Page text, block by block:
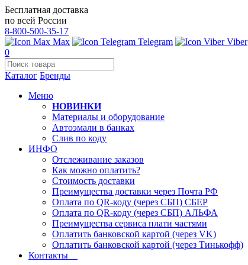
Бесплатная доставка
по всей России
8-800-500-35-17
Max
Telegram Viber
0
Каталог Бренды
Меню
НОВИНКИ
Материалы и оборудование
Автоэмали в банках
Слив по коду
ИНФО
Отслеживание заказов
Как можно оплатить?
Стоимость доставки
Преимущества доставки через Почта РФ
Оплата по QR-коду (через СБП) СБЕР
Оплата по QR-коду (через СБП) АЛЬФА
Преимущества сервиса плати частями
Оплатить банковской картой (через VK)
Оплатить банковской картой (через Тинькофф)
Контакты